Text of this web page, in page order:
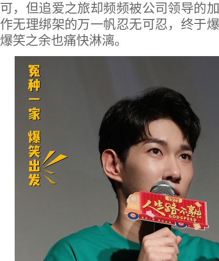
可，但追爱之旅却频频被公司领导的
作无理绑架的万一帆忍无可忍，终于
爆笑之余也痛快淋漓。